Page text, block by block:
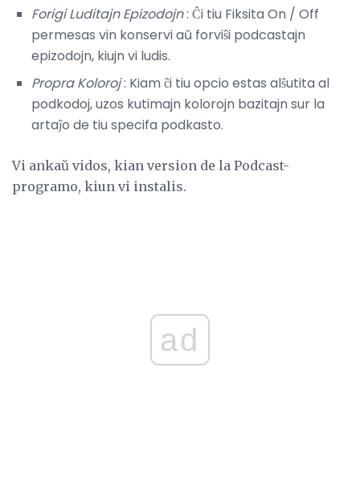
Forigi Luditajn Epizodojn: Ĉi tiu Fiksita On / Off
permesas vin konservi aŭ forviŝi podcastajn
epizodojn, kiujn vi ludis.
Propra Koloroj: Kiam ĉi tiu opcio estas alŝutita al
podkodoj, uzos kutimajn kolorojn bazitajn sur la
artaĵo de tiu specifa podkasto.
Vi ankaŭ vidos, kian version de la Podcast-
programo, kiun vi instalis.
ad